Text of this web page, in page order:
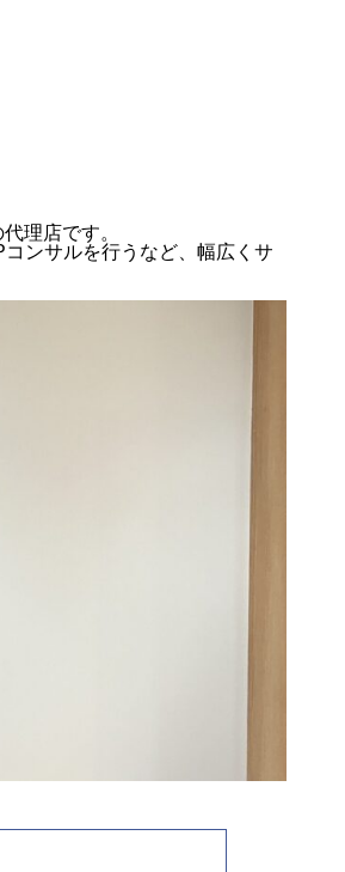
理店です。
ンサルを行うなど、幅広くサ